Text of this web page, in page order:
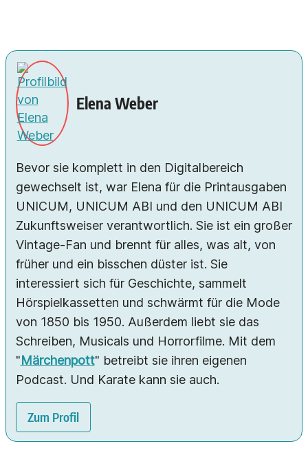
Elena Weber
Bevor sie komplett in den Digitalbereich
gewechselt ist, war Elena für die Printausgaben
UNICUM, UNICUM ABI und den UNICUM ABI
Zukunftsweiser verantwortlich. Sie ist ein großer
Vintage-Fan und brennt für alles, was alt, von
früher und ein bisschen düster ist. Sie
interessiert sich für Geschichte, sammelt
Hörspielkassetten und schwärmt für die Mode
von 1850 bis 1950. Außerdem liebt sie das
Schreiben, Musicals und Horrorfilme. Mit dem
"Märchenpott" betreibt sie ihren eigenen
Podcast. Und Karate kann sie auch.
Zum Profil